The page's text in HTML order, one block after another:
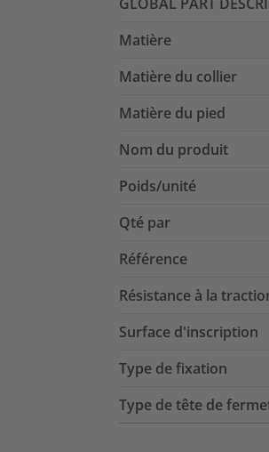
GLOBAL PART
Matière
Matière du collier
Matière du pied
Nom du produit
Poids/unité
Qté par
Référence
Résistance à la
Surface d'inscription
Type de fixation
Type de tête de